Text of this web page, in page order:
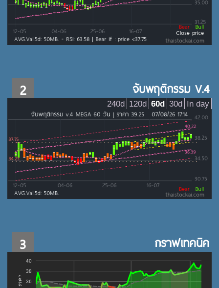
2 จับพฤติกรรม V.4
In day
30d
60d
120d
240d
3 กราฟเทคนิค
36
38
40
ราคา